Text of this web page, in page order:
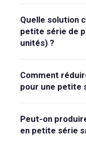
Quelle solution
petite série de
unités) ?
Comment
pour une petite
Peut-on
en petite série